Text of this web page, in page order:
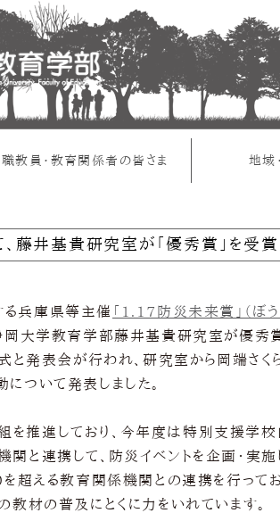
教員・教育関係者の皆さま 地域
藤井基貴研究室が「優秀賞」を受賞
兵庫県等主催
「1.17防災未来賞」（ぼう
岡大学教育学部藤井基貴研究室が優秀
発表会が行われ、研究室から岡端さく
ついて発表しました。
推進しており、今年度は特別支援学校
と連携して、防災イベントを企画・実施
超える教育関係機関との連携を行って
教材の普及にとくに力をいれています。